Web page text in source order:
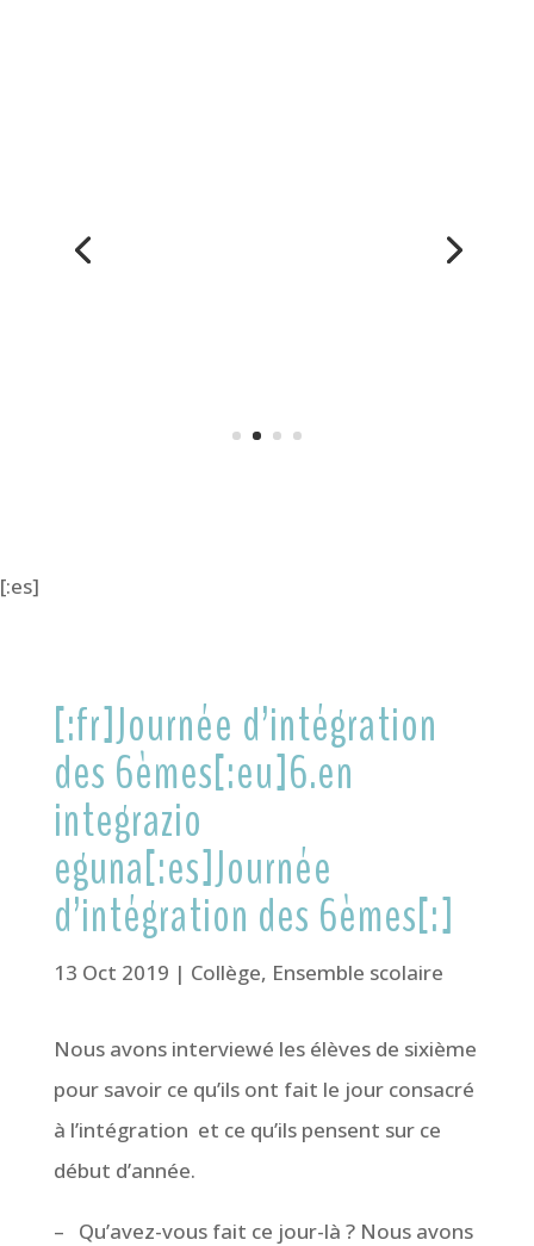
[:es]
[:fr]Journée d’intégration
des 6èmes[:eu]6.en
integrazio
eguna[:es]Journée
d’intégration des 6èmes[:]
13 Oct 2019 | Collège, Ensemble scolaire
Nous avons interviewé les élèves de sixième
pour savoir ce qu’ils ont fait le jour consacré
à l’intégration et ce qu’ils pensent sur ce
début d’année.
– Qu’avez-vous fait ce jour-là ? Nous avons